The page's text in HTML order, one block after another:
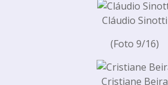
Cláudio Sinotti
(Foto 9/16)
Cristiane Beira